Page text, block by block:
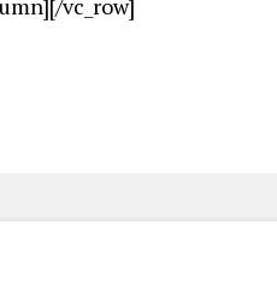
vc_row]